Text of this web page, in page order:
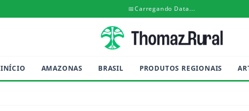
📅Carregando Data...
INÍCIO AMAZONAS BRASIL PRODUTOS REGIONAIS